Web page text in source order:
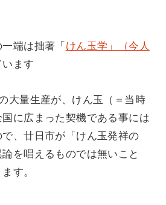
端は拙著「けん玉学」（今人
ます
大量生産が、けん玉（＝当時
に広まった契機である事には
、廿日市が「けん玉発祥の
を唱えるものでは無いこと
す。